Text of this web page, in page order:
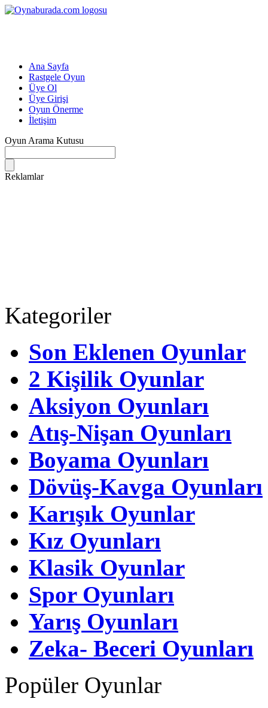
Ana Sayfa
Rastgele Oyun
Üye Ol
Üye Girişi
Oyun Önerme
İletişim
Oyun Arama Kutusu
Reklamlar
Kategoriler
Son Eklenen Oyunlar
2 Kişilik Oyunlar
Aksiyon Oyunları
Atış-Nişan Oyunları
Boyama Oyunları
Dövüş-Kavga Oyunları
Karışık Oyunlar
Kız Oyunları
Klasik Oyunlar
Spor Oyunları
Yarış Oyunları
Zeka- Beceri Oyunları
Popüler Oyunlar